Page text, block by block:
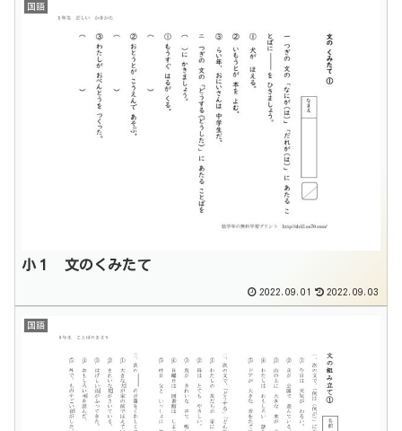
国語
小１ 文のくみたて
2022.09.01 2022.09.03
国語